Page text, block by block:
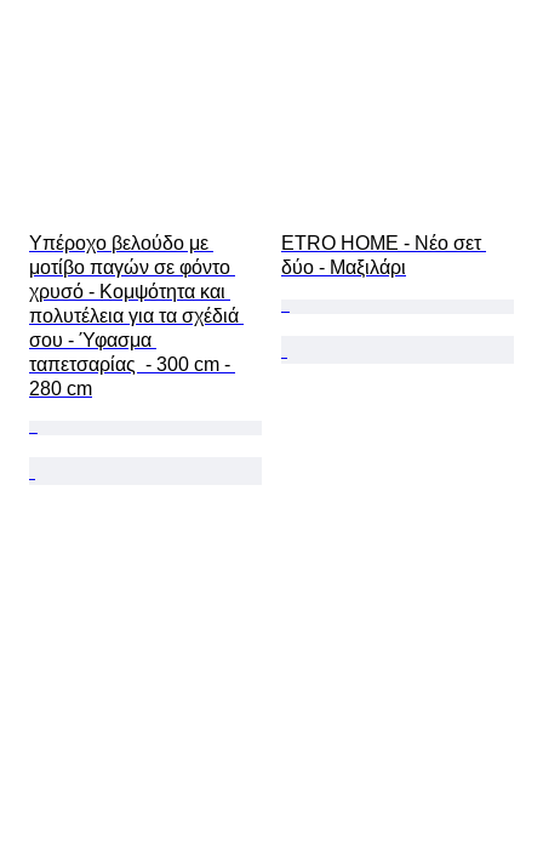
Υπέροχο βελούδο με
μοτίβο παγών σε φόντο
χρυσό - Κομψότητα και
πολυτέλεια για τα σχέδιά
σου - Ύφασμα
ταπετσαρίας  - 300 cm -
280 cm
ETRO HOME - Νέο σετ
δύο - Μαξιλάρι